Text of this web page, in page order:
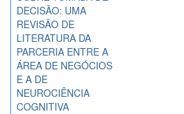
DECISÃO: UMA
REVISÃO DE
LITERATURA DA
PARCERIA ENTRE A
ÁREA DE NEGÓCIOS
E A DE
NEUROCIÊNCIA
COGNITIVA